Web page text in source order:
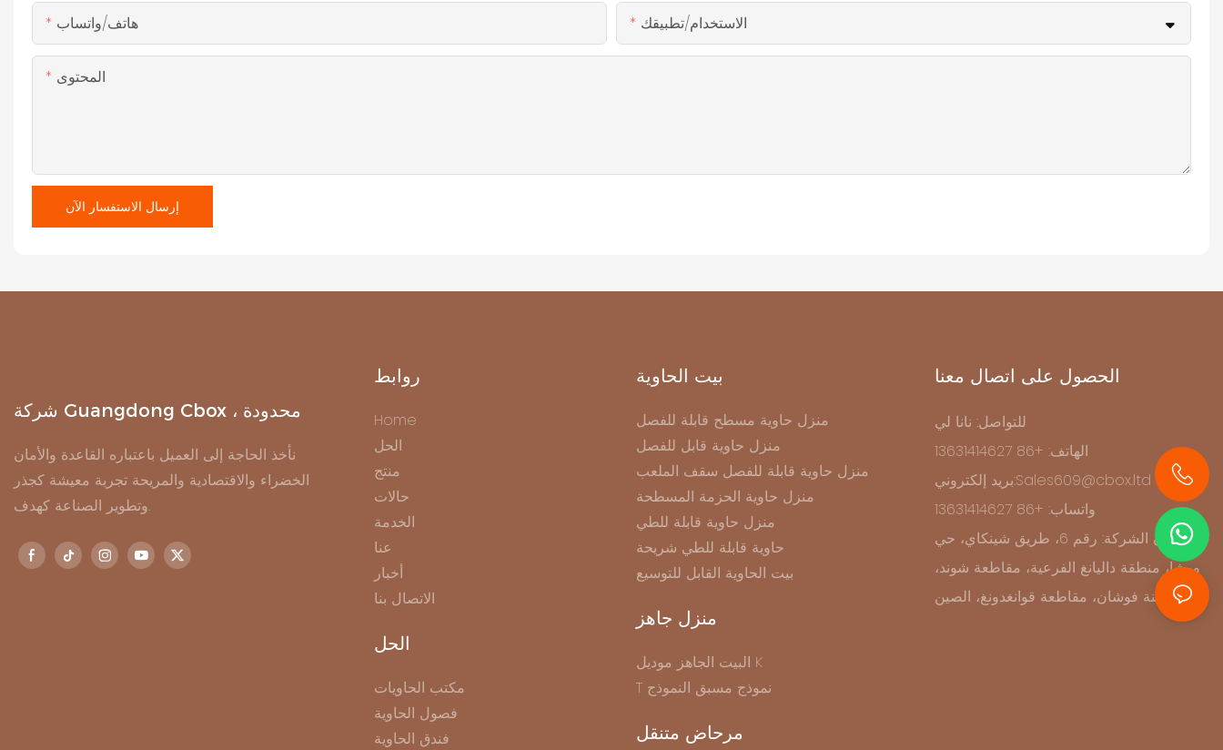
هاتف/واتساب الاستخدام/تطبيقك
المحتوى
إرسال الاستفسار الآن
شركة Guangdong Cbox ، محدودة
نأخذ الحاجة إلى العميل باعتباره القاعدة والأمان
الخضراء والاقتصادية والمريحة تجربة معيشة كجذر
وتطوير الصناعة كهدف.
روابط
Home
الحل
منتج
حالات
الخدمة
عنا
أخبار
الاتصال بنا
الحل
مكتب الحاويات
فصول الحاوية
فندق الحاوية
بيت الحاوية
منزل حاوية مسطح قابلة للفصل
منزل حاوية قابل للفصل
منزل حاوية قابلة للفصل سقف الملعب
منزل حاوية الحزمة المسطحة
منزل حاوية قابلة للطي
حاوية قابلة للطي شريحة
بيت الحاوية القابل للتوسيع
منزل جاهز
البيت الجاهز موديل K
T نموذج مسبق النموذج
مرحاض متنقل
الحصول على اتصال معنا
للتواصل: نانا لي
الهاتف: +86 13631414627
بريد إلكتروني:Sales609@cbox.ltd
واتساب: +86 13631414627
عنوان الشركة: رقم 6، طريق شينكاي، حي
ووشا، منطقة داليانغ الفرعية، مقاطعة شوند،
مدينة فوشان، مقاطعة قوانغدونغ، الصين